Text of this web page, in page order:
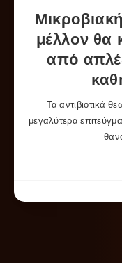
μέλλον θα
από
Τα αντιβιοτικά
μεγαλύτερα